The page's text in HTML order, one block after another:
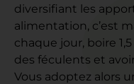
diversifiant les
alimentation, c’est
chaque jour, boire
des féculents et
Vous adoptez alors